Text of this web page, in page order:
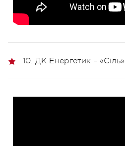
10. ДК Енергетик – «Сіль»